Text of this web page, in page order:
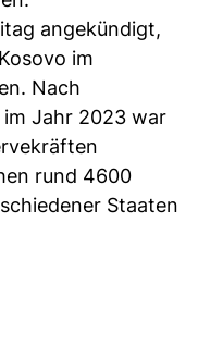
angekündigt,
im
Nach
Jahr 2023 war
rund 4600
Staaten